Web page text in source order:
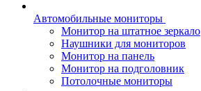
Автомобильные мониторы
Монитор на штатное зеркало
Наушники для мониторов
Монитор на панель
Монитор на подголовник
Потолочные мониторы